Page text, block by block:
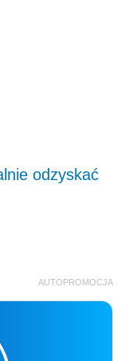
odzyskać
AUTOPROMOCJA